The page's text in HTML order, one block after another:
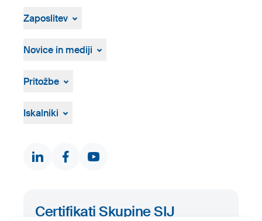
Zgodovina
Zaposlitev
Postopek zaposlovanja
Novice in mediji
Medijsko središče
Pritožbe
Žvižgaštvo
Iskalniki
Iskalnik proizvodov
Certifikati Skupine SIJ